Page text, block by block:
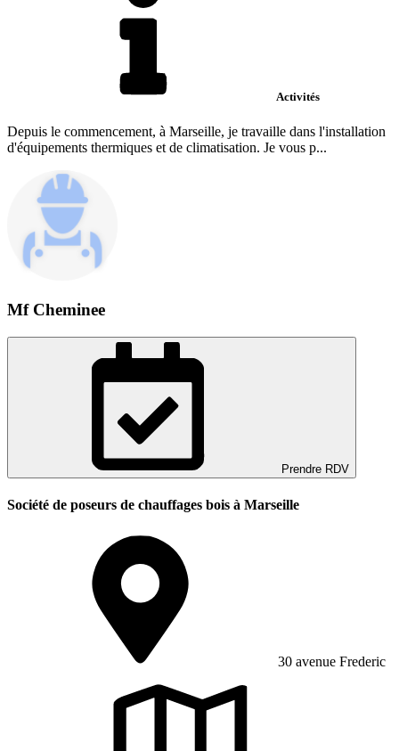
Activités
Depuis le commencement, à Marseille, je travaille dans l'installation
d'équipements thermiques et de climatisation. Je vous p...
Mf Cheminee
Prendre RDV
Société de poseurs de chauffages bois à Marseille
30 avenue Frederic